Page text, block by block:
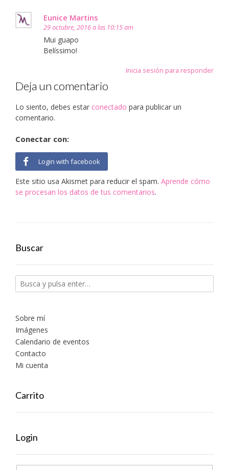
Eunice Martins
29 octubre, 2016 a las 10:15 am
Mui guapo
Belíssimo!
Inicia sesión para responder
Deja un comentario
Lo siento, debes estar conectado para publicar un
comentario.
Conectar con:
Login with facebook
Este sitio usa Akismet para reducir el spam. Aprende cómo
se procesan los datos de tus comentarios.
Buscar
Sobre mí
Imágenes
Calendario de eventos
Contacto
Mi cuenta
Carrito
Login